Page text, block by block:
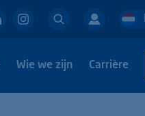
Zoek
Wie we zijn Carrière